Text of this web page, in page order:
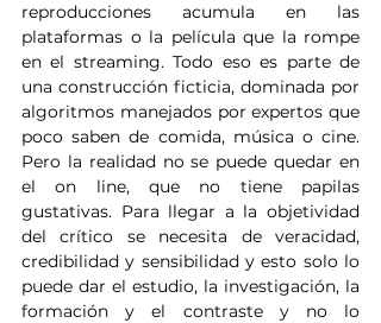
reproducciones acumula en las
plataformas o la película que la rompe
en el streaming. Todo eso es parte de
una construcción ficticia, dominada por
algoritmos manejados por expertos que
poco saben de comida, música o cine.
Pero la realidad no se puede quedar en
el on line, que no tiene papilas
gustativas. Para llegar a la objetividad
del crítico se necesita de veracidad,
credibilidad y sensibilidad y esto solo lo
puede dar el estudio, la investigación, la
formación y el contraste y no lo